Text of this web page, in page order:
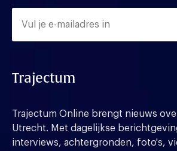
Trajectum
Trajectum Online brengt nieuws
Utrecht. Met dagelijkse
interviews, achtergronden, foto's,